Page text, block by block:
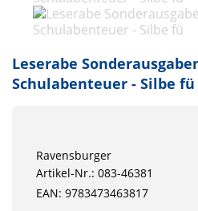
Leserabe
Schulabenteuer - Silbe fü
Ravensburger
Artikel-Nr.: 083-46381
EAN: 9783473463817